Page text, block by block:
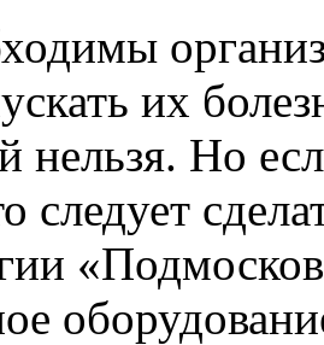
их
нельзя. Но
следует